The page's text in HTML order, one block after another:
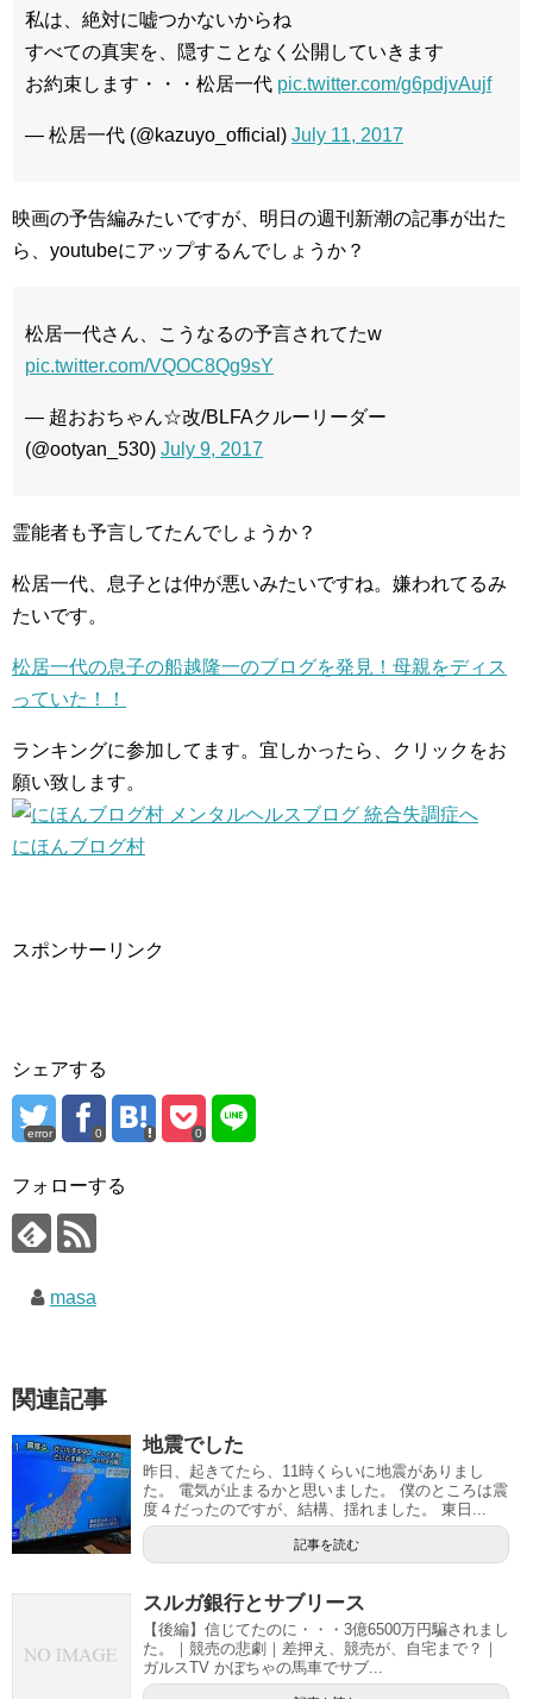
私は、絶対に嘘つかないからね
すべての真実を、隠すことなく公開していきます
お約束します・・・松居一代 pic.twitter.com/g6pdjvAujf
— 松居一代 (@kazuyo_official) July 11, 2017
映画の予告編みたいですが、明日の週刊新潮の記事が出た
ら、youtubeにアップするんでしょうか？
松居一代さん、こうなるの予言されてたw
pic.twitter.com/VQOC8Qg9sY
— 超おおちゃん☆改/BLFAクルーリーダー
(@ootyan_530) July 9, 2017
霊能者も予言してたんでしょうか？
松居一代、息子とは仲が悪いみたいですね。嫌われてるみ
たいです。
松居一代の息子の船越隆一のブログを発見！母親をディス
っていた！！
ランキングに参加してます。宜しかったら、クリックをお
願い致します。
にほんブログ村
スポンサーリンク
シェアする
error 0 0
フォローする
masa
関連記事
地震でした
昨日、起きてたら、11時くらいに地震がありまし
た。 電気が止まるかと思いました。 僕のところは震
度４だったのですが、結構、揺れました。 東日...
記事を読む
スルガ銀行とサブリース
【後編】信じてたのに・・・3億6500万円騙されまし
た。｜競売の悲劇｜差押え、競売が、自宅まで？｜
ガルスTV かぼちゃの馬車でサブ...